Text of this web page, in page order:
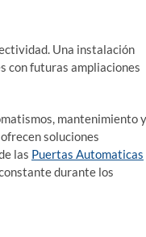
Una instalación
con futuras ampliaciones
mantenimiento y
soluciones
las Puertas Automaticas
durante los